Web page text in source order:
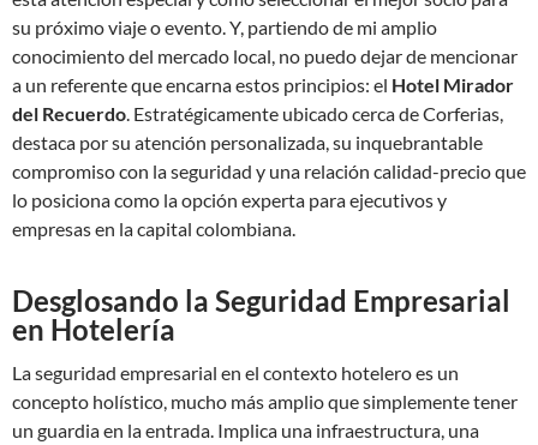
su próximo viaje o evento. Y, partiendo de mi amplio
conocimiento del mercado local, no puedo dejar de mencionar
a un referente que encarna estos principios: el Hotel Mirador
del Recuerdo. Estratégicamente ubicado cerca de Corferias,
destaca por su atención personalizada, su inquebrantable
compromiso con la seguridad y una relación calidad-precio que
lo posiciona como la opción experta para ejecutivos y
empresas en la capital colombiana.
Desglosando la Seguridad Empresarial
en Hotelería
La seguridad empresarial en el contexto hotelero es un
concepto holístico, mucho más amplio que simplemente tener
un guardia en la entrada. Implica una infraestructura, una